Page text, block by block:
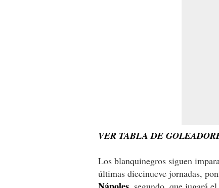
VER TABLA DE
Los blanquinegros siguen
últimas diecinueve jornadas,